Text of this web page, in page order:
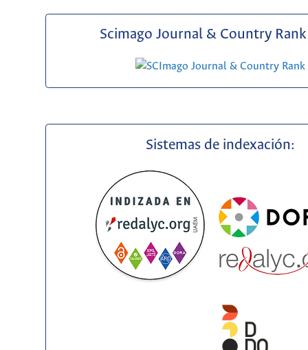
Scimago Journal & Country Rank
Sistemas de indexación: